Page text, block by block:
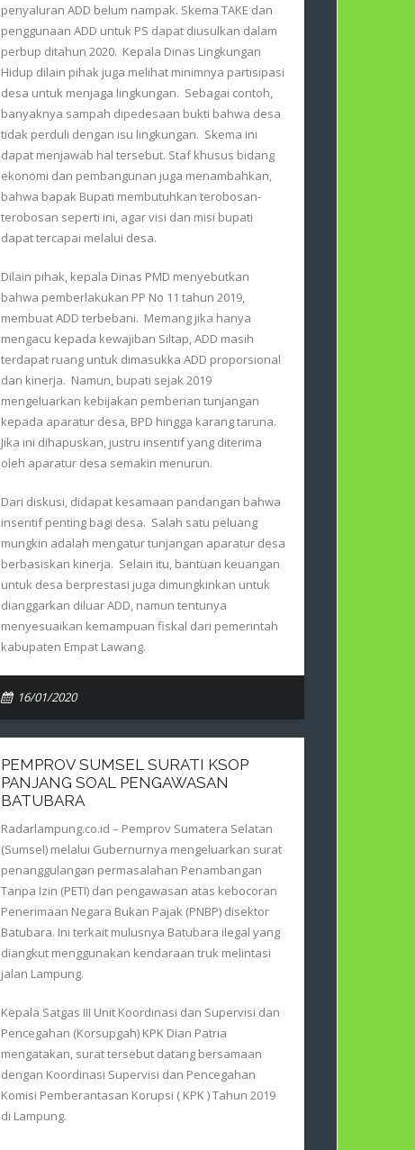
penyaluran ADD belum nampak. Skema TAKE dan
penggunaan ADD untuk PS dapat diusulkan dalam
perbup ditahun 2020. Kepala Dinas Lingkungan
Hidup dilain pihak juga melihat minimnya partisipasi
desa untuk menjaga lingkungan. Sebagai contoh,
banyaknya sampah dipedesaan bukti bahwa desa
tidak perduli dengan isu lingkungan. Skema ini
dapat menjawab hal tersebut. Staf khusus bidang
ekonomi dan pembangunan juga menambahkan,
bahwa bapak Bupati membutuhkan terobosan-
terobosan seperti ini, agar visi dan misi bupati
dapat tercapai melalui desa.
Dilain pihak, kepala Dinas PMD menyebutkan
bahwa pemberlakukan PP No 11 tahun 2019,
membuat ADD terbebani. Memang jika hanya
mengacu kepada kewajiban Siltap, ADD masih
terdapat ruang untuk dimasukka ADD proporsional
dan kinerja. Namun, bupati sejak 2019
mengeluarkan kebijakan pemberian tunjangan
kepada aparatur desa, BPD hingga karang taruna.
Jika ini dihapuskan, justru insentif yang diterima
oleh aparatur desa semakin menurun.
Dari diskusi, didapat kesamaan pandangan bahwa
insentif penting bagi desa. Salah satu peluang
mungkin adalah mengatur tunjangan aparatur desa
berbasiskan kinerja. Selain itu, bantuan keuangan
untuk desa berprestasi juga dimungkinkan untuk
dianggarkan diluar ADD, namun tentunya
menyesuaikan kemampuan fiskal dari pemerintah
kabupaten Empat Lawang.
16/01/2020
PEMPROV SUMSEL SURATI KSOP
PANJANG SOAL PENGAWASAN
BATUBARA
Radarlampung.co.id – Pemprov Sumatera Selatan
(Sumsel) melalui Gubernurnya mengeluarkan surat
penanggulangan permasalahan Penambangan
Tanpa Izin (PETI) dan pengawasan atas kebocoran
Penerimaan Negara Bukan Pajak (PNBP) disektor
Batubara. Ini terkait mulusnya Batubara ilegal yang
diangkut menggunakan kendaraan truk melintasi
jalan Lampung.
Kepala Satgas III Unit Koordinasi dan Supervisi dan
Pencegahan (Korsupgah) KPK Dian Patria
mengatakan, surat tersebut datang bersamaan
dengan Koordinasi Supervisi dan Pencegahan
Komisi Pemberantasan Korupsi ( KPK ) Tahun 2019
di Lampung.